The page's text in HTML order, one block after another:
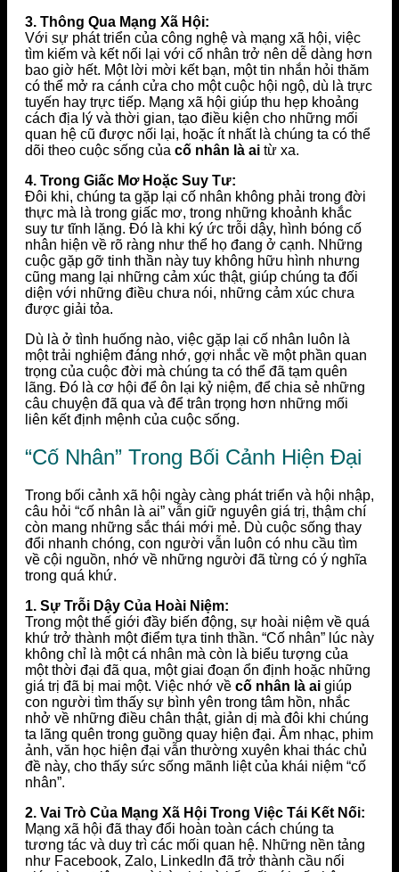
3. Thông Qua Mạng Xã Hội:
Với sự phát triển của công nghệ và mạng xã hội, việc
tìm kiếm và kết nối lại với cố nhân trở nên dễ dàng hơn
bao giờ hết. Một lời mời kết bạn, một tin nhắn hỏi thăm
có thể mở ra cánh cửa cho một cuộc hội ngộ, dù là trực
tuyến hay trực tiếp. Mạng xã hội giúp thu hẹp khoảng
cách địa lý và thời gian, tạo điều kiện cho những mối
quan hệ cũ được nối lại, hoặc ít nhất là chúng ta có thể
dõi theo cuộc sống của cố nhân là ai từ xa.
4. Trong Giấc Mơ Hoặc Suy Tư:
Đôi khi, chúng ta gặp lại cố nhân không phải trong đời
thực mà là trong giấc mơ, trong những khoảnh khắc
suy tư tĩnh lặng. Đó là khi ký ức trỗi dậy, hình bóng cố
nhân hiện về rõ ràng như thể họ đang ở cạnh. Những
cuộc gặp gỡ tinh thần này tuy không hữu hình nhưng
cũng mang lại những cảm xúc thật, giúp chúng ta đối
diện với những điều chưa nói, những cảm xúc chưa
được giải tỏa.
Dù là ở tình huống nào, việc gặp lại cố nhân luôn là
một trải nghiệm đáng nhớ, gợi nhắc về một phần quan
trọng của cuộc đời mà chúng ta có thể đã tạm quên
lãng. Đó là cơ hội để ôn lại kỷ niệm, để chia sẻ những
câu chuyện đã qua và để trân trọng hơn những mối
liên kết định mệnh của cuộc sống.
“Cố Nhân” Trong Bối Cảnh Hiện Đại
Trong bối cảnh xã hội ngày càng phát triển và hội nhập,
câu hỏi “cố nhân là ai” vẫn giữ nguyên giá trị, thậm chí
còn mang những sắc thái mới mẻ. Dù cuộc sống thay
đổi nhanh chóng, con người vẫn luôn có nhu cầu tìm
về cội nguồn, nhớ về những người đã từng có ý nghĩa
trong quá khứ.
1. Sự Trỗi Dậy Của Hoài Niệm:
Trong một thế giới đầy biến động, sự hoài niệm về quá
khứ trở thành một điểm tựa tinh thần. “Cố nhân” lúc này
không chỉ là một cá nhân mà còn là biểu tượng của
một thời đại đã qua, một giai đoạn ổn định hoặc những
giá trị đã bị mai một. Việc nhớ về cố nhân là ai giúp
con người tìm thấy sự bình yên trong tâm hồn, nhắc
nhở về những điều chân thật, giản dị mà đôi khi chúng
ta lãng quên trong guồng quay hiện đại. Âm nhạc, phim
ảnh, văn học hiện đại vẫn thường xuyên khai thác chủ
đề này, cho thấy sức sống mãnh liệt của khái niệm “cố
nhân”.
2. Vai Trò Của Mạng Xã Hội Trong Việc Tái Kết Nối:
Mạng xã hội đã thay đổi hoàn toàn cách chúng ta
tương tác và duy trì các mối quan hệ. Những nền tảng
như Facebook, Zalo, LinkedIn đã trở thành cầu nối